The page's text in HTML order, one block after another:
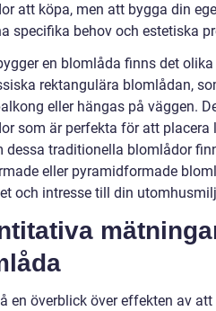
att köpa, men att bygga din
specifika behov och estetiska
en blomlåda finns det
rektangulära blomlådan,
eller hängas på väggen.
som är perfekta för att placera
dessa traditionella blomlådor
eller pyramidformade
och intresse till din
en överblick över effekten av